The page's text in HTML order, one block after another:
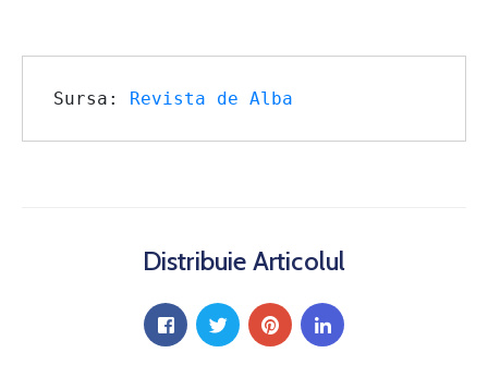
Sursa: Revista de Alba
Distribuie Articolul